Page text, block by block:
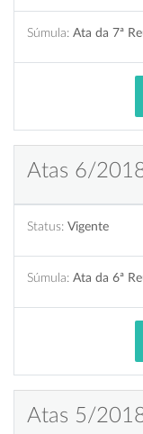
Súmula: Ata da 7ª
Atas 6/
Status: Vigente
Súmula: Ata da 6ª
Atas 5/